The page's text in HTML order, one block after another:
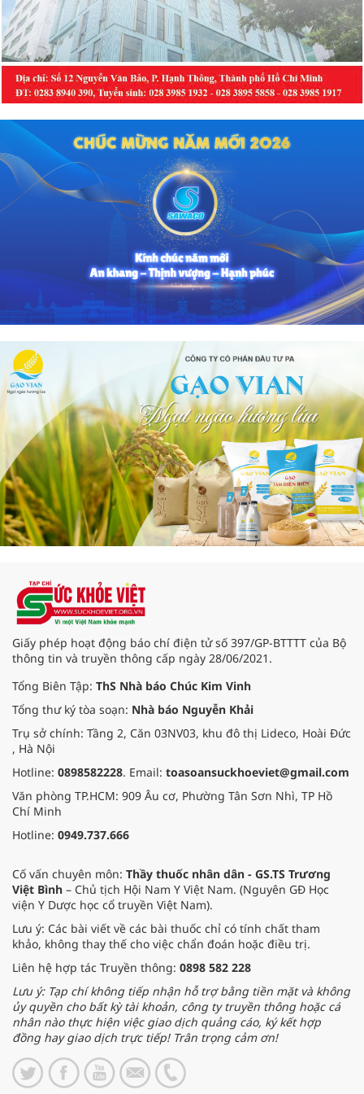
Giấy phép hoạt động báo chí điện tử số 397/GP-BTTTT của Bộ
thông tin và truyền thông cấp ngày 28/06/2021.
Tổng Biên Tập: ThS Nhà báo Chúc Kim Vinh
Tổng thư ký tòa soạn: Nhà báo Nguyễn Khải
Trụ sở chính: Tầng 2, Căn 03NV03, khu đô thị Lideco, Hoài Đức
, Hà Nội
Hotline: 0898582228. Email: toasoansuckhoeviet@gmail.com
Văn phòng TP.HCM: 909 Âu cơ, Phường Tân Sơn Nhì, TP Hồ
Chí Minh
Hotline: 0949.737.666
Cố vấn chuyên môn: Thầy thuốc nhân dân - GS.TS Trương
Việt Bình – Chủ tịch Hội Nam Y Việt Nam. (Nguyên GĐ Học
viện Y Dược học cổ truyền Việt Nam).
Lưu ý: Các bài viết về các bài thuốc chỉ có tính chất tham
khảo, không thay thế cho việc chẩn đoán hoặc điều trị.
Liên hệ hợp tác Truyền thông: 0898 582 228
Lưu ý: Tạp chí không tiếp nhận hỗ trợ bằng tiền mặt và không
ủy quyền cho bất kỳ tài khoản, công ty truyền thông hoặc cá
nhân nào thực hiện việc giao dịch quảng cáo, ký kết hợp
đồng hay giao dịch trực tiếp! Trân trọng cảm ơn!